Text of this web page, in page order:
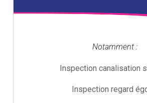
Notamment :
Inspection canalisation
Inspection regard